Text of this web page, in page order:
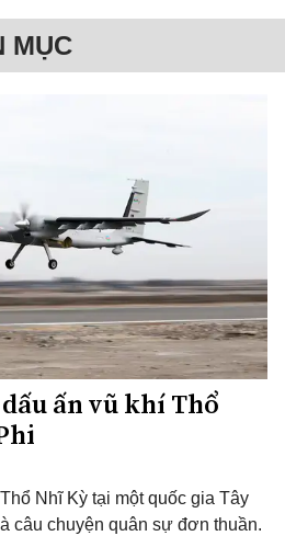
MỤC
ấn vũ khí Thổ
Nhĩ Kỳ tại một quốc gia Tây
câu chuyện quân sự đơn thuần.